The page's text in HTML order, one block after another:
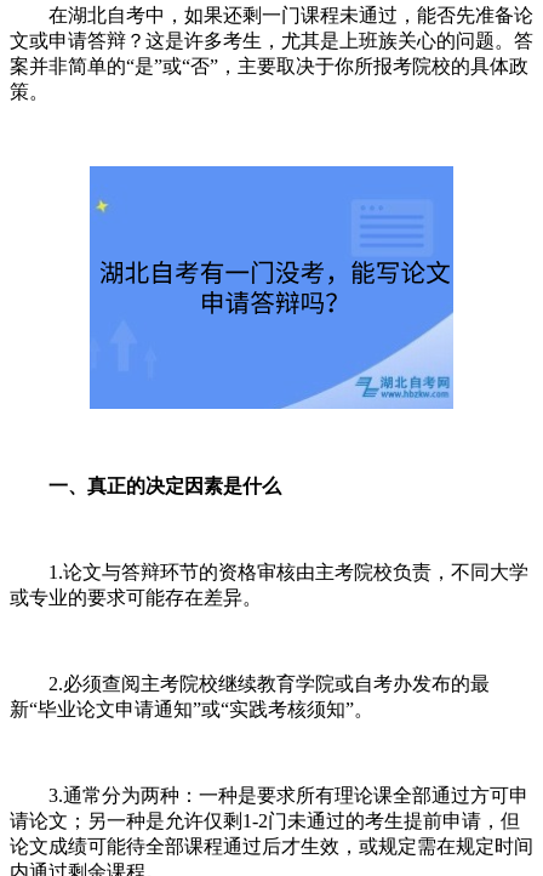
在湖北自考中，如果还剩一门课程未通过，能否先准备论
文或申请答辩？这是许多考生，尤其是上班族关心的问题。答
案并非简单的“是”或“否”，主要取决于你所报考院校的具体政
策。
一、真正的决定因素是什么
1.论文与答辩环节的资格审核由主考院校负责，不同大学
或专业的要求可能存在差异。
2.必须查阅主考院校继续教育学院或自考办发布的最
新“毕业论文申请通知”或“实践考核须知”。
3.通常分为两种：一种是要求所有理论课全部通过方可申
请论文；另一种是允许仅剩1-2门未通过的考生提前申请，但
论文成绩可能待全部课程通过后才生效，或规定需在规定时间
内通过剩余课程。